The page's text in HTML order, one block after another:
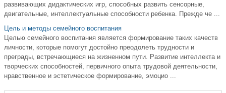
развивающих дидактических игр, способных развить сенсорные,
двигательные, интеллектуальные способности ребенка. Прежде че ...
Цель и методы семейного воспитания
Целью семейного воспитания является формирование таких качеств
личности, которые помогут достойно преодолеть трудности и
преграды, встречающиеся на жизненном пути. Развитие интеллекта и
творческих способностей, первичного опыта трудовой деятельности,
нравственное и эстетическое формирование, эмоцио ...